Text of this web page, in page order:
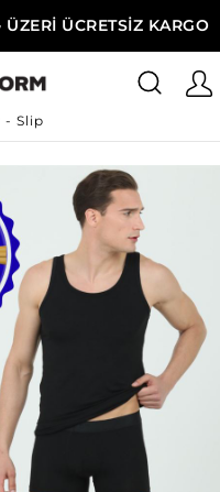
ÜCRETSİZ KARGO
Erkek İç Giyim
- Slip